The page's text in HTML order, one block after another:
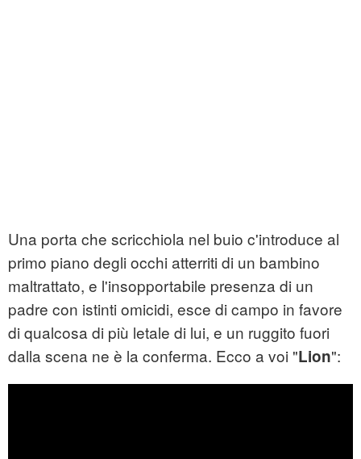
Una porta che scricchiola nel buio c'introduce al
primo piano degli occhi atterriti di un bambino
maltrattato, e l'insopportabile presenza di un
padre con istinti omicidi, esce di campo in favore
di qualcosa di più letale di lui, e un ruggito fuori
dalla scena ne è la conferma. Ecco a voi "Lion":